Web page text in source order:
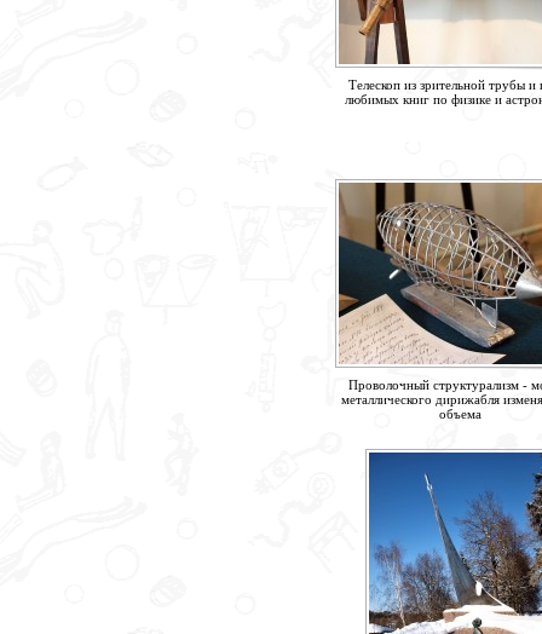
Телескоп из зрительной трубы и
любимых книг по физике и
Проволочный структурализм -
металлического дирижабля
объема